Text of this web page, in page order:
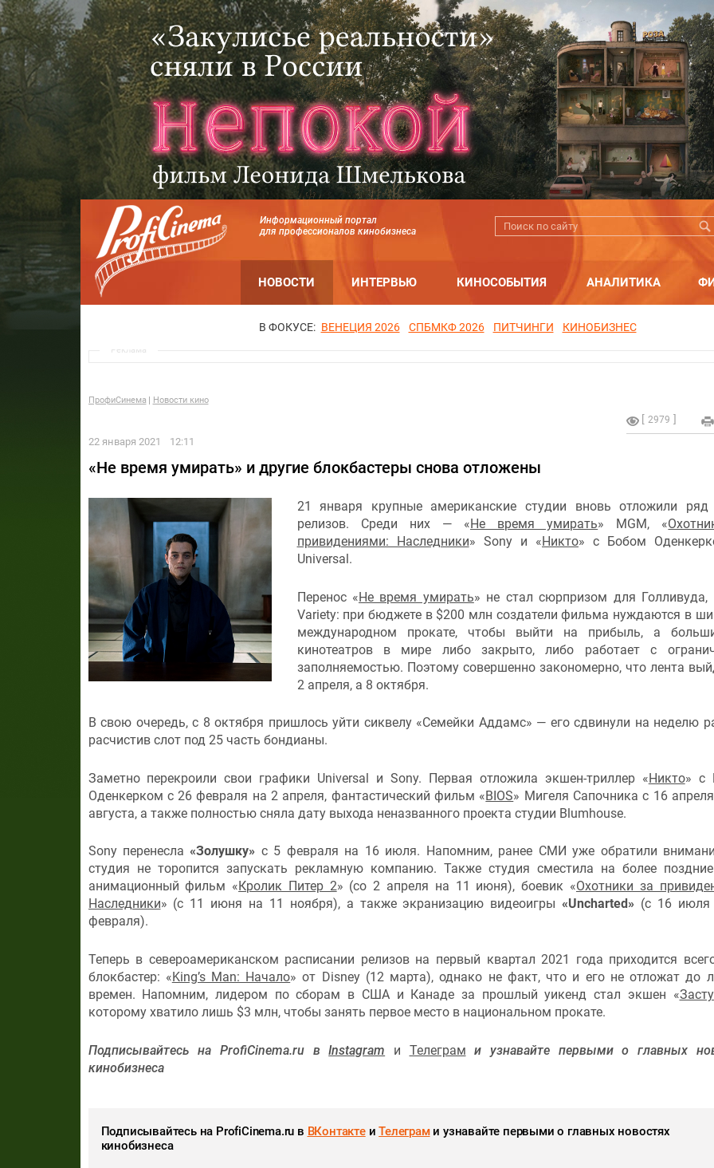
Информационный портал
для профессионалов кинобизнеса
НОВОСТИ ИНТЕРВЬЮ КИНОСОБЫТИЯ АНАЛИТИКА
В ФОКУСЕ: ВЕНЕЦИЯ 2026 СПБМКФ 2026 ПИТЧИНГИ КИНОБИЗНЕС
Реклама
ПрофиСинема Новости кино
2979
22 января 2021 12:11
«Не время умирать» и другие блокбастеры снова отложены
21 января крупные американские студии вновь отложили ряд
релизов. Среди них — «Не время умирать» MGM, «
привидениями: Наследники» Sony и «Никто» с Бобом
Universal.
Перенос «Не время умирать» не стал сюрпризом для Голливуда,
Variety: при бюджете в $200 млн создатели фильма нуждаются в
международном прокате, чтобы выйти на прибыль, а
кинотеатров в мире либо закрыто, либо работает с
заполняемостью. Поэтому совершенно закономерно, что лента
2 апреля, а 8 октября.
В свою очередь, с 8 октября пришлось уйти сиквелу «Семейки Аддамс» — его сдвинули на неделю
расчистив слот под 25 часть бондианы.
Заметно перекроили свои графики Universal и Sony. Первая отложила экшен-триллер «Никто» с
Оденкерком с 26 февраля на 2 апреля, фантастический фильм «BIOS» Мигеля Сапочника с 16
августа, а также полностью сняла дату выхода неназванного проекта студии Blumhouse.
Sony перенесла«Золушку» с 5 февраля на 16 июля. Напомним, ранее СМИ уже обратили
студия не торопится запускать рекламную компанию. Также студия сместила на более
анимационный фильм « Кролик Питер 2» (со 2 апреля на 11 июня), боевик «Охотники за
Наследники» (с 11 июня на 11 ноября), а также экранизацию видеоигры«Uncharted» (с 16
февраля).
Теперь в североамериканском расписании релизов на первый квартал 2021 года приходится
блокбастер: «King’s Man: Начало» от Disney (12 марта), однако не факт, что и его не отложат до
времен. Напомним, лидером по сборам в США и Канаде за прошлый уикенд стал экшен «
которому хватило лишь $3 млн, чтобы занять первое место в национальном прокате.
Подписывайтесь на ProfiCinema.ru вInstagram и Телеграм и узнавайте первыми о главных
кинобизнеса
Подписывайтесь на ProfiCinema.ru в ВКонтактеиТелеграми узнавайте первыми о главных новостях
кинобизнеса